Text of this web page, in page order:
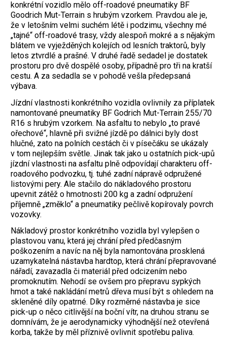
konkrétní vozidlo mělo off-roadové pneumatiky BF
Goodrich Mut-Terrain s hrubým vzorkem. Pravdou ale je,
že v letošním velmi suchém létě i podzimu, všechny mé
„tajné“ off-roadové trasy, vždy alespoň mokré a s nějakým
blátem ve vyježděných kolejích od lesních traktorů, byly
letos ztvrdlé a prašné. V druhé řadě sedadel je dostatek
prostoru pro dvě dospělé osoby, případně pro tři na kratší
cestu. A za sedadla se v pohodě vešla předepsaná
výbava.
Jízdní vlastnosti konkrétního vozidla ovlivnily za příplatek
namontované pneumatiky BF Godrich Mut-Terrain 255/70
R16 s hrubým vzorkem. Na asfaltu to nebylo „to pravé
ořechové“, hlavně při svižné jízdě po dálnici byly dost
hlučné, zato na polních cestách či v písečáku se ukázaly
v tom nejlepším světle. Jinak tak jako u ostatních pick-upů
jízdní vlastnosti na asfaltu plně odpovídají charakteru off-
roadového podvozku, tj. tuhé zadní nápravě odpružené
listovými pery. Ale stačilo do nákladového prostoru
upevnit zátěž o hmotnosti 200 kg a zadní odpružení
příjemně „změklo“ a pneumatiky pečlivě kopírovaly povrch
vozovky.
Nákladový prostor konkrétního vozidla byl vylepšen o
plastovou vanu, která jej chrání před předčasným
poškozením a navíc na něj byla namontována prosklená
uzamykatelná nástavba hardtop, která chrání přepravované
nářadí, zavazadla či materiál před odcizením nebo
promoknutím. Nehodí se ovšem pro přepravu sypkých
hmot a také nakládání metrů dřeva musí být s ohledem na
skleněné díly opatrné. Díky rozměrné nástavba je sice
pick-up o něco citlivější na boční vítr, na druhou stranu se
domnívám, že je aerodynamicky výhodnější než otevřená
korba, takže by měl příznivě ovlivnit spotřebu paliva.